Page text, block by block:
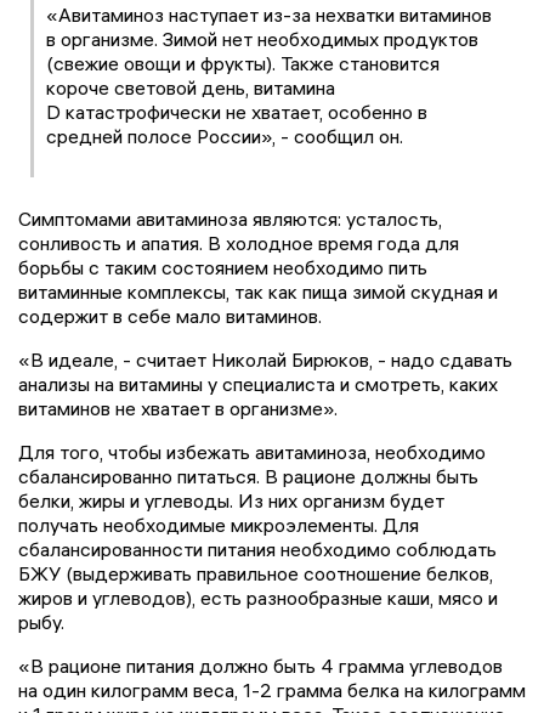
«Авитаминоз наступает из-за нехватки витаминов
в организме. Зимой нет необходимых продуктов
(свежие овощи и фрукты). Также становится
короче световой день, витамина
D катастрофически не хватает, особенно в
средней полосе России», - сообщил он.
Симптомами авитаминоза являются: усталость,
сонливость и апатия. В холодное время года для
борьбы с таким состоянием необходимо пить
витаминные комплексы, так как пища зимой скудная и
содержит в себе мало витаминов.
«В идеале, - считает Николай Бирюков, - надо сдавать
анализы на витамины у специалиста и смотреть, каких
витаминов не хватает в организме».
Для того, чтобы избежать авитаминоза, необходимо
сбалансированно питаться. В рационе должны быть
белки, жиры и углеводы. Из них организм будет
получать необходимые микроэлементы. Для
сбалансированности питания необходимо соблюдать
БЖУ (выдерживать правильное соотношение белков,
жиров и углеводов), есть разнообразные каши, мясо и
рыбу.
«В рационе питания должно быть 4 грамма углеводов
на один килограмм веса, 1-2 грамма белка на килограмм